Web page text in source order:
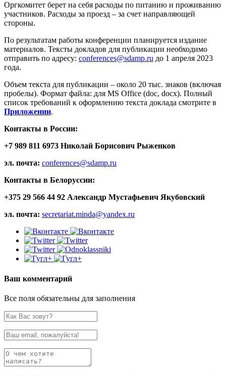
Оргкомитет берет на себя расходы по питанию и проживанию
участников. Расходы за проезд – за счет направляющей
стороны.
По результатам работы конференции планируется издание
материалов. Тексты докладов для публикации необходимо
отправить по адресу: conferences@sdamp.ru до 1 апреля 2023
года.
Объем текста для публикации – около 20 тыс. знаков (включая
пробелы). Формат файла: для MS Office (doc, docx). Полный
список требований к оформлению текста доклада смотрите в
Приложении.
Контакты в России:
+7 989 811 6973 Николай Борисович Рыженков
эл. почта: conferences@sdamp.ru
Контакты в Белоруссии:
+375 29 566 44 92 Александр Мустафьевич Якубовский
эл. почта: secretariat.minda@yandex.ru
Ваш комментарий
Все поля обязательны для заполнения